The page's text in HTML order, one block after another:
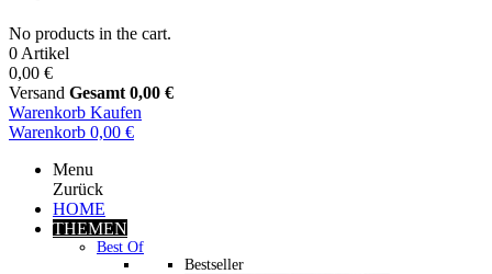
No products in the cart.
0 Artikel
0,00 €
Versand Gesamt 0,00 €
Warenkorb Kaufen
Warenkorb 0,00 €
Menu
Zurück
HOME
THEMEN
Best Of
Bestseller